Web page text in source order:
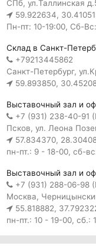
СПб, ул.Таллинская
59.922634,
Пн-пт: 10-19:00, Сб-
Склад в Санкт-
+79213445862
Санкт-Петербург,
59.893850,
Выставочный зал и
+7 (931) 238-40-91
Псков, ул. Леона
57.834370,
пн-пт.: 9 - 18-00, сб-
Выставочный зал и
+7 (931) 288-06-98
Москва,
55.818882,
пн-пт.: 10 - 19-00, сб.: